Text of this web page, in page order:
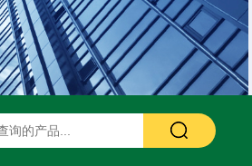
药用羟苯丙酯 药用阿拉伯胶